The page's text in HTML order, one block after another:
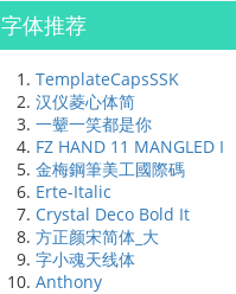
字体推荐
TemplateCapsSSK
汉仪菱心体简
一颦一笑都是你
FZ HAND 11 MANGLED I
金梅鋼筆美工國際碼
Erte-Italic
Crystal Deco Bold It
方正颜宋简体_大
字小魂天线体
Anthony